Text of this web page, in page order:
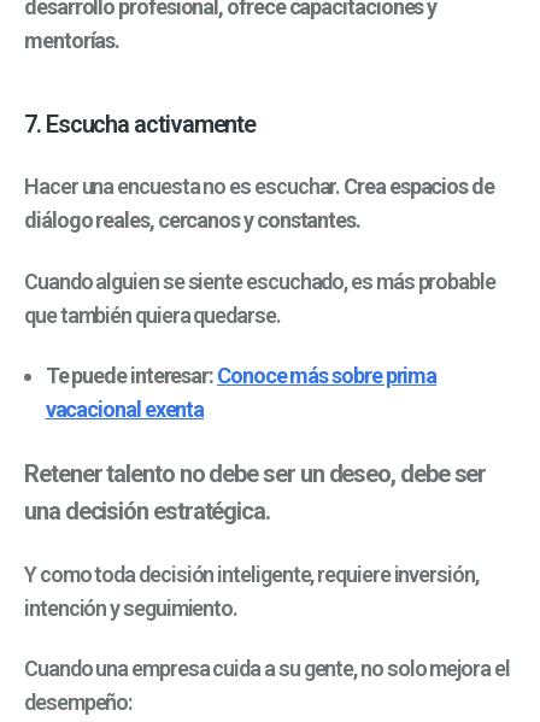
desarrollo profesional, ofrece capacitaciones y
mentorías.
7. Escucha activamente
Hacer una encuesta no es escuchar.Crea espacios de
diálogo reales, cercanos y constantes.
Cuando alguien se siente escuchado, es más probable
que también quiera quedarse.
Te puede interesar:Conoce más sobre prima
vacacional exenta
Retener talento no debe ser un deseo, debe ser
una decisión estratégica.
Y como toda decisión inteligente, requiere inversión,
intención y seguimiento.
Cuando una empresa cuida a su gente, no solo mejora el
desempeño: